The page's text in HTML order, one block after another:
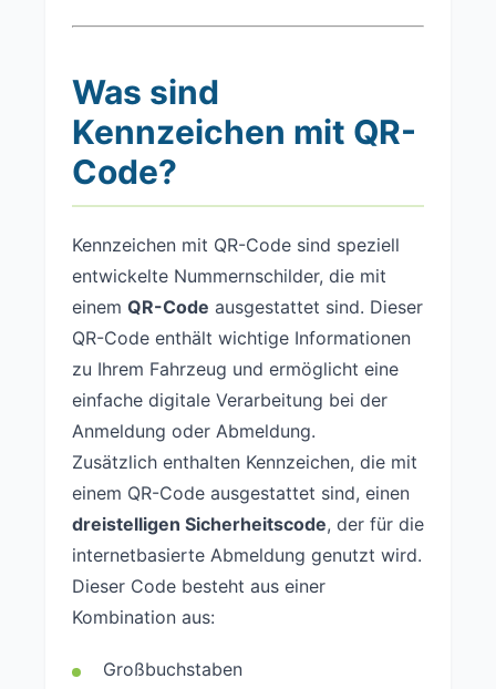
Was sind
Kennzeichen mit QR-
Code?
Kennzeichen mit QR-Code sind speziell
entwickelte Nummernschilder, die mit
einem QR-Code ausgestattet sind. Dieser
QR-Code enthält wichtige Informationen
zu Ihrem Fahrzeug und ermöglicht eine
einfache digitale Verarbeitung bei der
Anmeldung oder Abmeldung.
Zusätzlich enthalten Kennzeichen, die mit
einem QR-Code ausgestattet sind, einen
dreistelligen Sicherheitscode, der für die
internetbasierte Abmeldung genutzt wird.
Dieser Code besteht aus einer
Kombination aus:
Großbuchstaben